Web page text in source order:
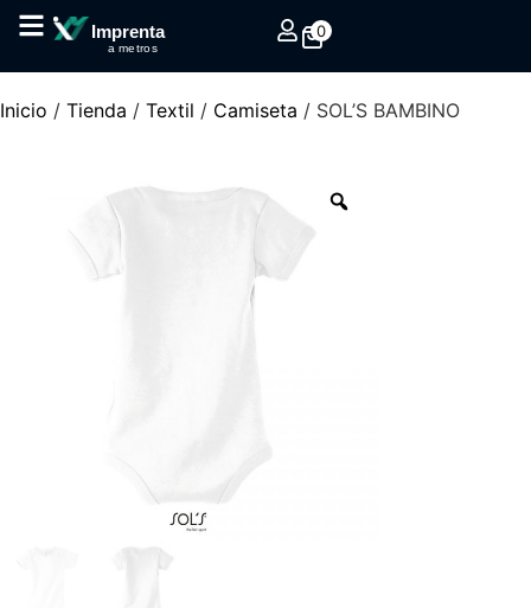
Imprenta
a metros
0
Inicio / Tienda / Textil / Camiseta / SOL’S BAMBINO